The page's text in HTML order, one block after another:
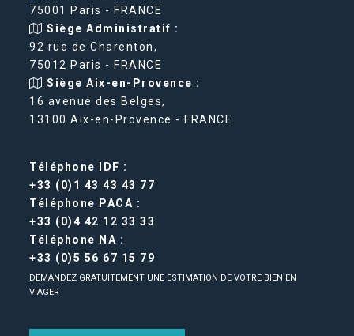
75001 Paris - FRANCE
Siège Administratif :
92 rue de Charenton,
75012 Paris - FRANCE
Siège Aix-en-Provence :
16 avenue des Belges,
13100 Aix-en-Provence - FRANCE
Téléphone IDF :
+33 (0)1 43 43 43 77
Téléphone PACA :
+33 (0)4 42 12 33 33
Téléphone NA :
+33 (0)5 56 67 15 79
DEMANDEZ GRATUITEMENT UNE ESTIMATION DE VOTRE BIEN EN
VIAGER